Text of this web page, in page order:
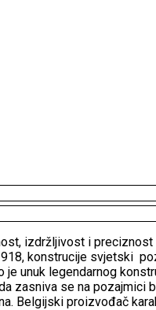
izdržljivost i
konstrucije svjetski
unuk legendarnog
zasniva se na pozajmici
Belgijski proizvođač